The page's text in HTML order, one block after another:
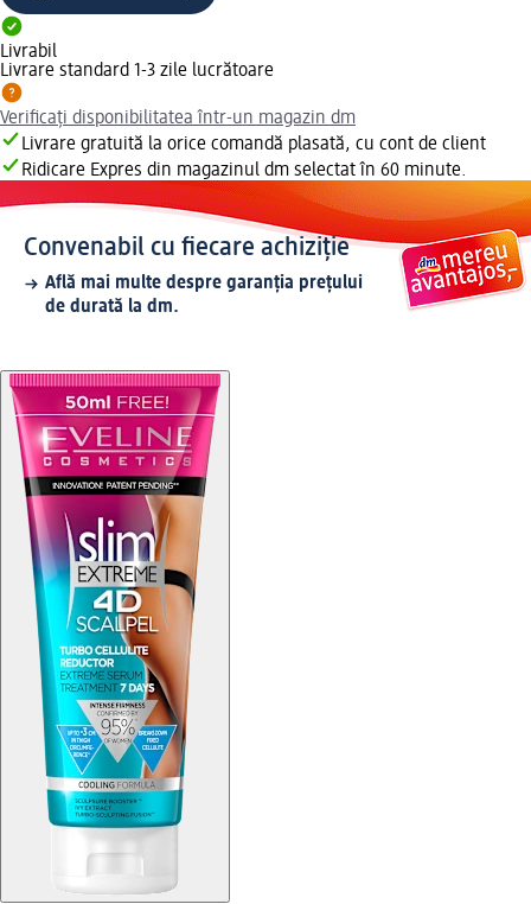
Livrabil
Livrare standard 1-3 zile lucrătoare
Verificați disponibilitatea într-un magazin dm
Livrare gratuită la orice comandă plasată, cu cont de client
Ridicare Expres din magazinul dm selectat în 60 minute.
Convenabil cu fiecare achiziție
Află mai multe despre garanția prețului
de durată la dm.